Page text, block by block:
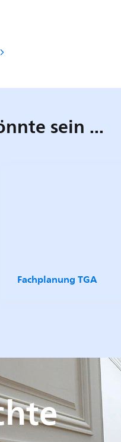
sein ...
Fachplanung TGA